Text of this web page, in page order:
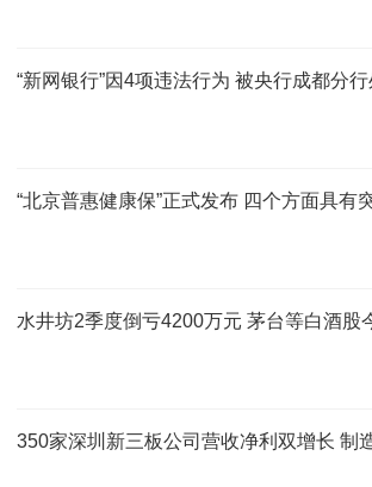
“新网银行”因4项违法行为 被央行成都分
“北京普惠健康保”正式发布 四个方面具有
水井坊2季度倒亏4200万元 茅台等白酒股
350家深圳新三板公司营收净利双增长 制